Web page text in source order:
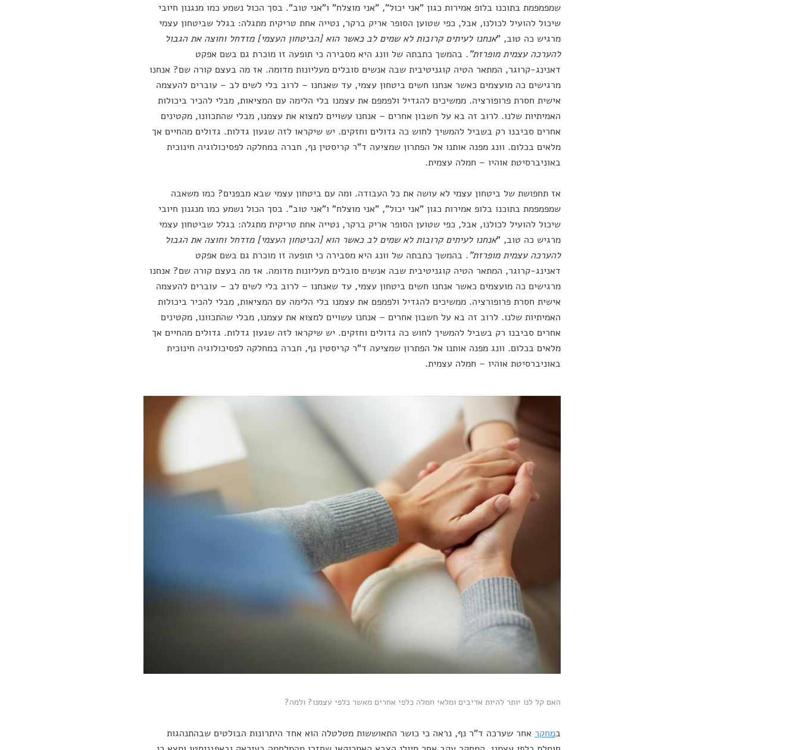
שמפמפמת בתוכנו בלופ אמירות כגון "אני יכול", "אני מוצלח" ו"אני טוב". בסך הכול נשמע כמו מנגנון חיובי
שיכול להועיל לכולנו, אבל, כפי שטוען הסופר אריק ברקר, נטייה אחת טריקית מתגלה: בגלל שביטחון עצמי
מרגיש כה טוב, "אנחנו לעיתים קרובות לא שמים לב כאשר הוא [הביטחון העצמי] מזדחל וחוצה את הגבול
להערכה עצמית מופרזת". בהמשך כתבתה של וונג היא מסבירה כי תופעה זו מוכרת גם בשם אפקט
דאנינג-קרוגר, המתאר הטיה קוגניטיבית שבה אנשים סובלים מעליונות מדומה. אז מה בעצם קורה שם? אנחנו
מרגישים כה מועצמים כאשר אנחנו חשים ביטחון עצמי, עד שאנחנו – לרוב בלי לשים לב – עוברים להעצמה
אישית חסרת פרופורציה. ממשיכים להגדיל ולפמפם את עצמנו בלי הלימה עם המציאות, מבלי להכיר ביכולות
האמיתיות שלנו. לרוב זה בא על חשבון אחרים – אנחנו עשויים למצוא את עצמנו, מבלי שהתכוונו, מקטינים
אחרים סביבנו רק בשביל להמשיך לחוש כה גדולים וחזקים. יש שיקראו לזה שגעון גדלות. גדולים מהחיים אך
מלאים בכלום. וונג מפנה אותנו אל הפתרון שמציעה ד"ר קריסטין נף, חברה במחלקה לפסיכולוגיה חינוכית
באוניברסיטת אוהיו – חמלה עצמית.
אז תחפושת של ביטחון עצמי לא עושה את כל העבודה. ומה עם ביטחון עצמי שבא מבפנים? כמו משאבה
שמפמפמת בתוכנו בלופ אמירות כגון "אני יכול", "אני מוצלח" ו"אני טוב". בסך הכול נשמע כמו מנגנון חיובי
שיכול להועיל לכולנו, אבל, כפי שטוען הסופר אריק ברקר, נטייה אחת טריקית מתגלה: בגלל שביטחון עצמי
מרגיש כה טוב, "אנחנו לעיתים קרובות לא שמים לב כאשר הוא [הביטחון העצמי] מזדחל וחוצה את הגבול
להערכה עצמית מופרזת". בהמשך כתבתה של וונג היא מסבירה כי תופעה זו מוכרת גם בשם אפקט
דאנינג-קרוגר, המתאר הטיה קוגניטיבית שבה אנשים סובלים מעליונות מדומה. אז מה בעצם קורה שם? אנחנו
מרגישים כה מועצמים כאשר אנחנו חשים ביטחון עצמי, עד שאנחנו – לרוב בלי לשים לב – עוברים להעצמה
אישית חסרת פרופורציה. ממשיכים להגדיל ולפמפם את עצמנו בלי הלימה עם המציאות, מבלי להכיר ביכולות
האמיתיות שלנו. לרוב זה בא על חשבון אחרים – אנחנו עשויים למצוא את עצמנו, מבלי שהתכוונו, מקטינים
אחרים סביבנו רק בשביל להמשיך לחוש כה גדולים וחזקים. יש שיקראו לזה שגעון גדלות. גדולים מהחיים אך
מלאים בכלום. וונג מפנה אותנו אל הפתרון שמציעה ד"ר קריסטין נף, חברה במחלקה לפסיכולוגיה חינוכית
באוניברסיטת אוהיו – חמלה עצמית.
האם קל לנו יותר להיות אדיבים ומלאי חמלה כלפי אחרים מאשר כלפי עצמנו? ולמה?
במחקר אחר שערכה ד"ר נף, נראה כי כושר התאוששות מטלטלה הוא אחד היתרונות הבולטים שבהתנהגות